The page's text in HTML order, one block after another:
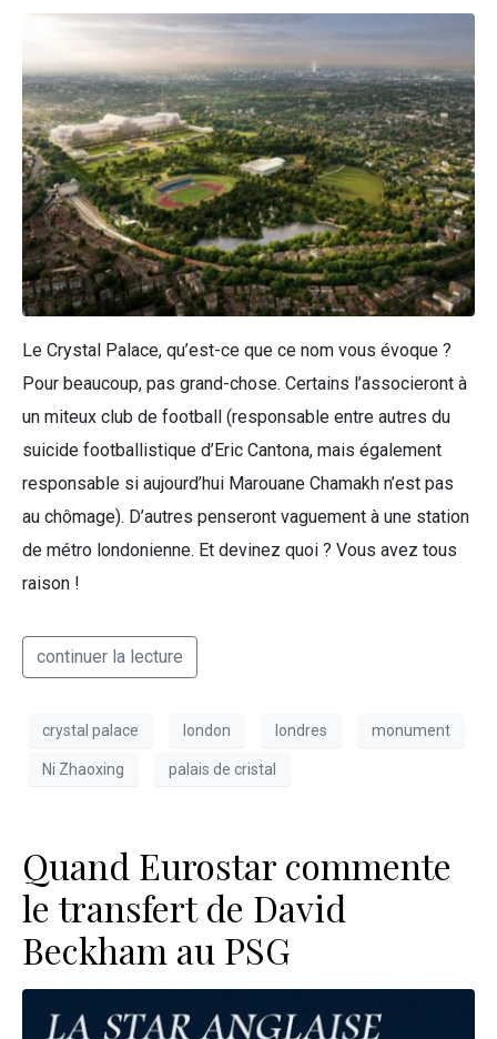
Le Crystal Palace, qu’est-ce que ce nom vous évoque ?
Pour beaucoup, pas grand-chose. Certains l’associeront à
un miteux club de football (responsable entre autres du
suicide footballistique d’Eric Cantona, mais également
responsable si aujourd’hui Marouane Chamakh n’est pas
au chômage). D’autres penseront vaguement à une station
de métro londonienne. Et devinez quoi ? Vous avez tous
raison !
continuer la lecture
crystal palace london londres monument
Ni Zhaoxing palais de cristal
Quand Eurostar commente
le transfert de David
Beckham au PSG